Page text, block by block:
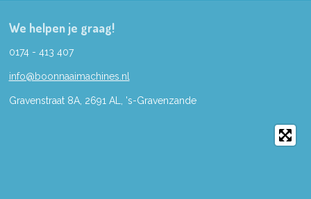
We helpen je graag!
0174 - 413 407
info@boonnaaimachines.nl
Gravenstraat 8A, 2691 AL, 's-Gravenzande